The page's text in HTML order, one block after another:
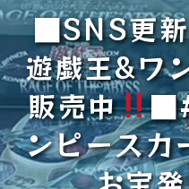
■SNS更
遊戯王&ワ
販売中
ンピース